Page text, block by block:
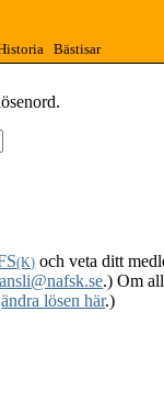
Bästisar
(K) och veta ditt
.) Om
ändra lösen här.)